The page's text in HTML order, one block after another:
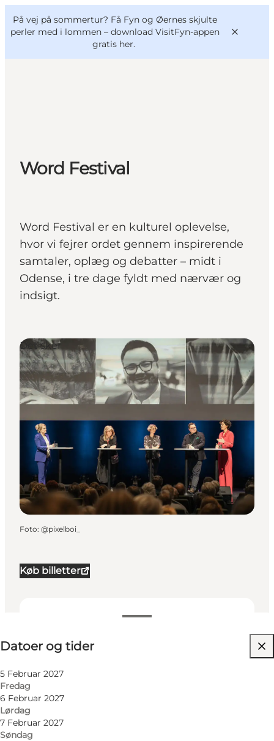
På vej på sommertur? Få Fyn og Øernes skjulte
perler med i lommen – download VisitFyn-appen
gratis her.
Mad og drikke
VisitFyn
Deutsch
Word Festival
Word Festival er en kulturel oplevelse,
hvor vi fejrer ordet gennem inspirerende
samtaler, oplæg og debatter – midt i
Odense, i tre dage fyldt med nærvær og
indsigt.
Køb billetter
Datoer og tider
5 Februar 2027
Fredag
6 Februar 2027
Lørdag
7 Februar 2027
Søndag
Besøg hjemmeside
Mig selv, Min partner, Venner
Det sker
Foto: @pixelboi_